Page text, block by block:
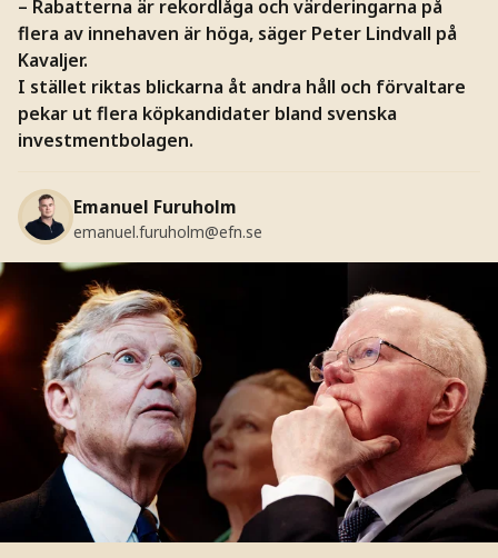
– Rabatterna är rekordlåga och värderingarna på
flera av innehaven är höga, säger Peter Lindvall på
Kavaljer.
I stället riktas blickarna åt andra håll och förvaltare
pekar ut flera köpkandidater bland svenska
investmentbolagen.
Emanuel Furuholm
emanuel.furuholm@efn.se